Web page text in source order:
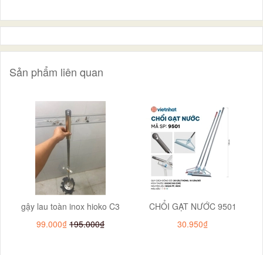
Sản phẩm liên quan
gậy lau toàn inox hioko C3
99.000₫ 195.000₫
CHỔI GẠT NƯỚC 9501
30.950₫